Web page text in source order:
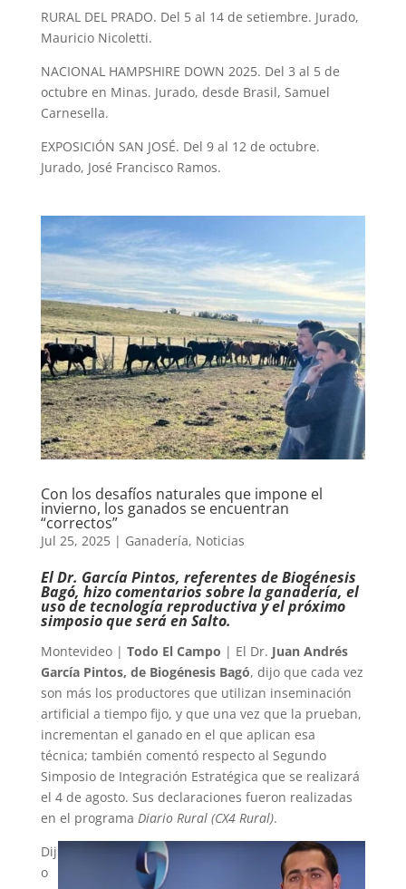
RURAL DEL PRADO. Del 5 al 14 de setiembre. Jurado,
Mauricio Nicoletti.
NACIONAL HAMPSHIRE DOWN 2025. Del 3 al 5 de
octubre en Minas. Jurado, desde Brasil, Samuel
Carnesella.
EXPOSICIÓN SAN JOSÉ. Del 9 al 12 de octubre.
Jurado, José Francisco Ramos.
Con los desafíos naturales que impone el
invierno, los ganados se encuentran
“correctos”
Jul 25, 2025| Ganadería, Noticias
El Dr. García Pintos, referentes de Biogénesis
Bagó, hizo comentarios sobre la ganadería, el
uso de tecnología reproductiva y el próximo
simposio que será en Salto.
Montevideo | Todo El Campo | El Dr. Juan Andrés
García Pintos, de Biogénesis Bagó, dijo que cada vez
son más los productores que utilizan inseminación
artificial a tiempo fijo, y que una vez que la prueban,
incrementan el ganado en el que aplican esa
técnica; también comentó respecto al Segundo
Simposio de Integración Estratégica que se realizará
el 4 de agosto. Sus declaraciones fueron realizadas
en el programa Diario Rural (CX4 Rural).
Dij
o